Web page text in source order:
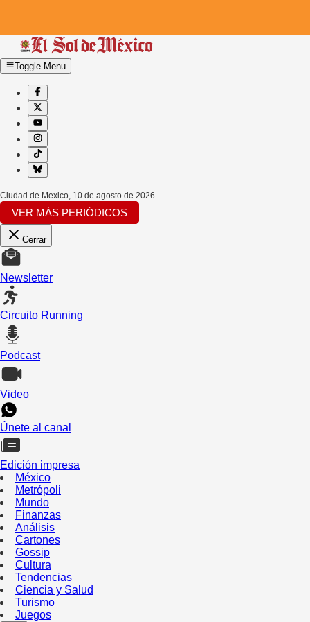
Toggle Menu
Ciudad de Mexico, 10 de agosto de 2026
VER MÁS PERIÓDICOS
Cerrar
Newsletter
Circuito Running
Podcast
Video
Únete al canal
Edición impresa
México
Metrópoli
Mundo
Finanzas
Análisis
Cartones
Gossip
Cultura
Tendencias
Ciencia y Salud
Turismo
Juegos